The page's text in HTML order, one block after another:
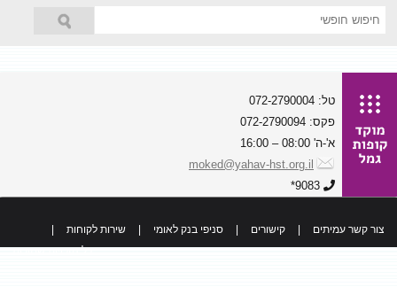
טל: 072-2790004
פקס: 072-2790094
א'-ה' 08:00 – 16:00
moked@yahav-hst.org.il
9083*
צור קשר עמיתים קישורים סניפי בנק לאומי שירות לקוחות
כל הזכויות שמורות